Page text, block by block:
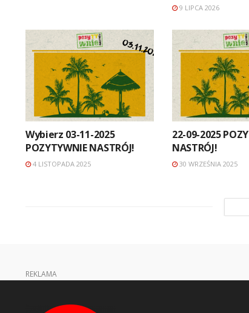
9 LIPCA 2026
Wybierz 03-11-2025
POZYTYWNIE NASTRÓJ!
4 LISTOPADA 2025
22-09-2025
NASTRÓJ!
30 WRZEŚNIA 2025
REKLAMA